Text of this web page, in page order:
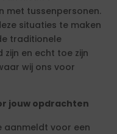
met tussenpersonen.
situaties te maken
traditionele
en echt toe zijn
wij ons voor
jouw opdrachten
aanmeldt voor een